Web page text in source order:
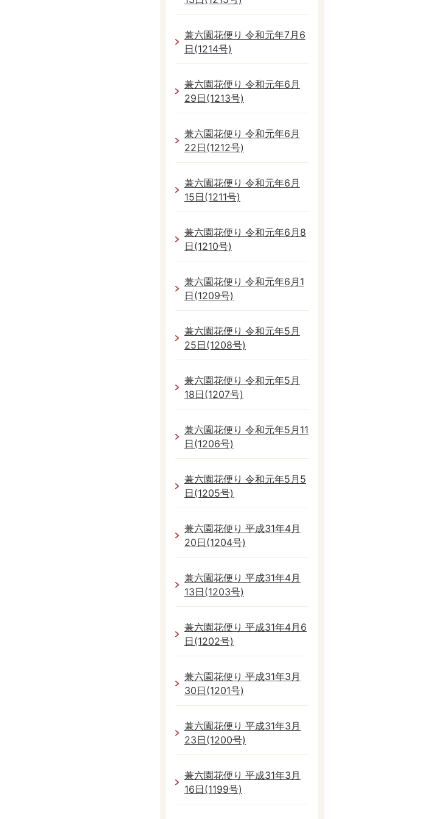
兼六園花便り 令和元年7月6
日(1214号)
兼六園花便り 令和元年6月
29日(1213号)
兼六園花便り 令和元年6月
22日(1212号)
兼六園花便り 令和元年6月
15日(1211号)
兼六園花便り 令和元年6月8
日(1210号)
兼六園花便り 令和元年6月1
日(1209号)
兼六園花便り 令和元年5月
25日(1208号)
兼六園花便り 令和元年5月
18日(1207号)
兼六園花便り 令和元年5月11
日(1206号)
兼六園花便り 令和元年5月5
日(1205号)
兼六園花便り 平成31年4月
20日(1204号)
兼六園花便り 平成31年4月
13日(1203号)
兼六園花便り 平成31年4月6
日(1202号)
兼六園花便り 平成31年3月
30日(1201号)
兼六園花便り 平成31年3月
23日(1200号)
兼六園花便り 平成31年3月
16日(1199号)